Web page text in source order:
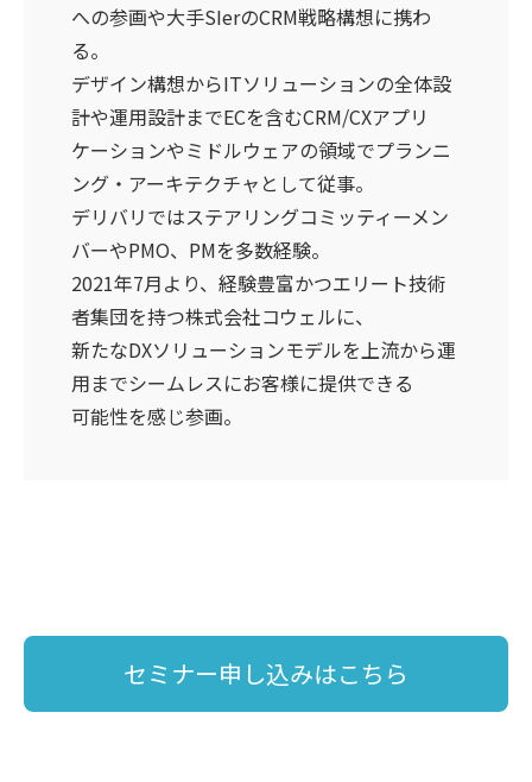
への参画や大手SIerのCRM戦略構想に携わ
る。
デザイン構想からITソリューションの全体設
計や運用設計までECを含むCRM/CXアプリ
ケーションやミドルウェアの領域でプランニ
ング・アーキテクチャとして従事。
デリバリではステアリングコミッティーメン
バーやPMO、PMを多数経験。
2021年7月より、経験豊富かつエリート技術
者集団を持つ株式会社コウェルに、
新たなDXソリューションモデルを上流から運
用までシームレスにお客様に提供できる
可能性を感じ参画。
セミナー申し込みはこちら